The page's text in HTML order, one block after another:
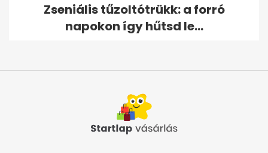
Zseniális tűzoltótrükk: a forró
napokon így hűtsd le...